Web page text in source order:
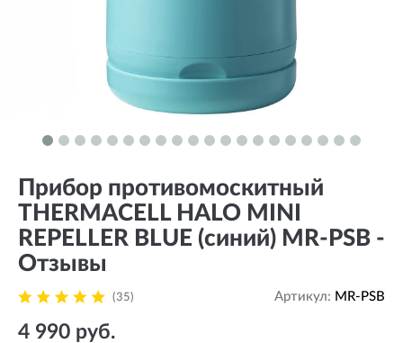
Прибор противомоскитный
THERMACELL HALO MINI
REPELLER BLUE (синий) MR-PSB -
Отзывы
(35) Артикул: MR-PSB
4 990 руб.